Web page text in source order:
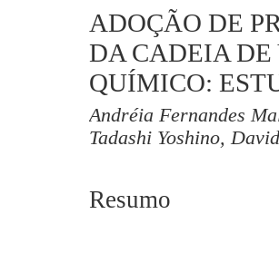
ADOÇÃO DE
DA CADEIA DE
QUÍMICO:
Andréia Fernandes
Tadashi Yoshino,
Resumo